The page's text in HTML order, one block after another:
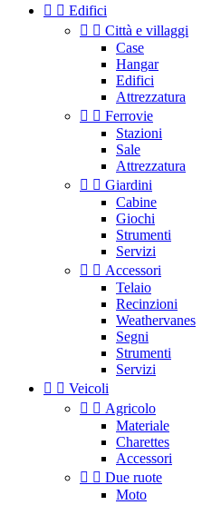
  Edifici
  Città e villaggi
Case
Hangar
Edifici
Attrezzatura
  Ferrovie
Stazioni
Sale
Attrezzatura
  Giardini
Cabine
Giochi
Strumenti
Servizi
  Accessori
Telaio
Recinzioni
Weathervanes
Segni
Strumenti
Servizi
  Veicoli
  Agricolo
Materiale
Charettes
Accessori
  Due ruote
Moto